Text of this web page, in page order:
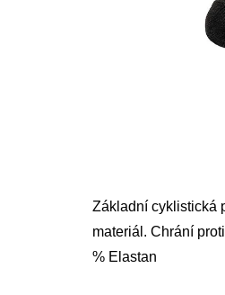
Základní cyklistická
materiál. Chrání
% Elastan